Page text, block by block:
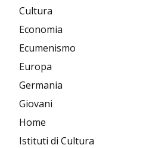
Cultura
Economia
Ecumenismo
Europa
Germania
Giovani
Home
Istituti di Cultura